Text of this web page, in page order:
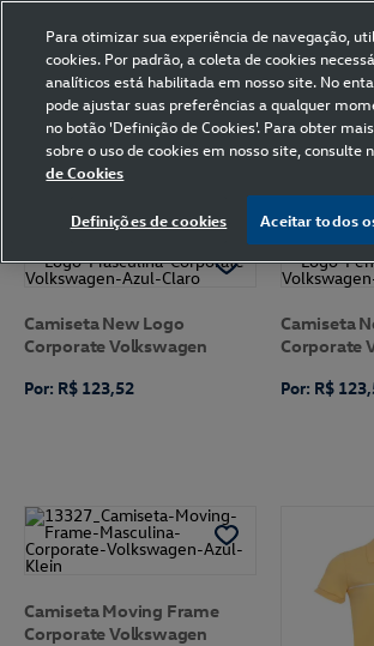
Home Volkswagen Vestuário Azul Royal
FILTRAR
Camiseta New Logo
Corporate Volkswagen
Por: R$ 123,52
Camiseta
Corporate
Por: R$
Camiseta Moving Frame
Corporate Volkswagen
Para otimizar sua experiência de navegação,
cookies. Por padrão, a coleta de cookies
analíticos está habilitada em nosso site. No
pode ajustar suas preferências a qualquer
no botão 'Definição de Cookies'. Para obter
sobre o uso de cookies em nosso site, consulte
de Cookies
Definições de cookies Aceitar todos